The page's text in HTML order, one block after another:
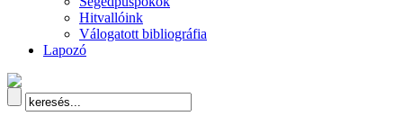
Hitvallóink
Válogatott bibliográfia
Lapozó